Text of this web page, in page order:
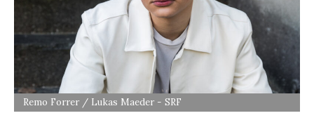
Remo Forrer / Lukas Maeder - SRF